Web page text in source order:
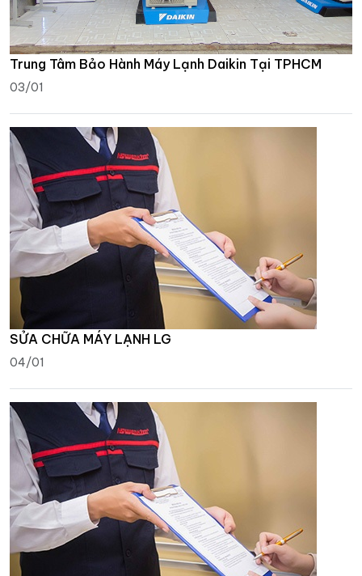
Trung Tâm Bảo Hành Máy Lạnh Daikin Tại TPHCM
03/01
SỬA CHỮA MÁY LẠNH LG
04/01